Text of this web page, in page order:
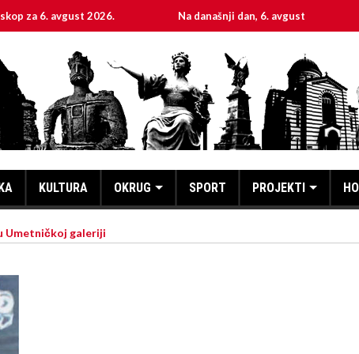
avgust 2026. Na današnji dan, 6. avgust Sveta
KULTURA OKRUG SPORT PROJEKTI
Umetničkoj galeriji